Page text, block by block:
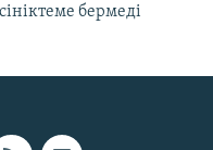
бермеді